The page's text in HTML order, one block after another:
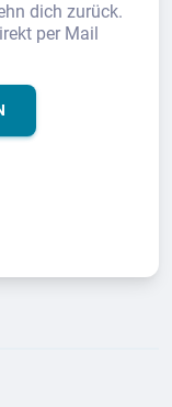
dich zurück.
per Mail